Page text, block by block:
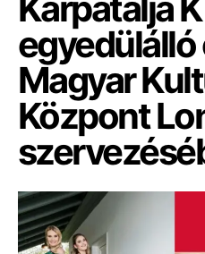
egyedülálló
Magyar
Központ